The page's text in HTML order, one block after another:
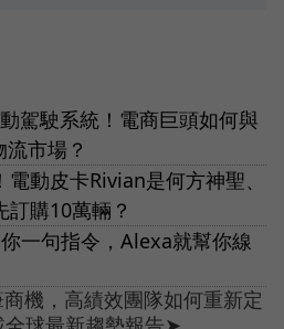
駕駛系統！電商巨頭如何與
市場？
動皮卡Rivian是何方神聖、
購10萬輛？
一句指令，Alexa就幫你線
機，高績效團隊如何重新定